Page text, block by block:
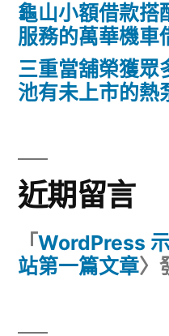
龜山小額借款搭
服務的萬華機車
三重當舖榮獲眾
池有未上市的熱
近期留言
「 WordPress
站第一篇文章〉